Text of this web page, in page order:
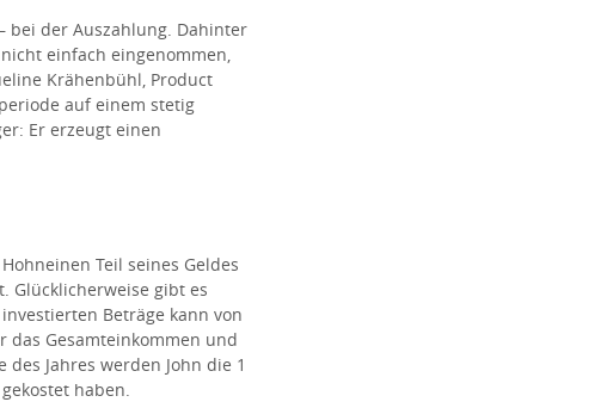
bei der Auszahlung. Dahinter
einfach eingenommen,
Krähenbühl, Product
auf einem stetig
Er erzeugt einen
Teil seines Geldes
Glücklicherweise gibt es
Beträge kann von
das Gesamteinkommen und
Jahres werden John die 1
haben.